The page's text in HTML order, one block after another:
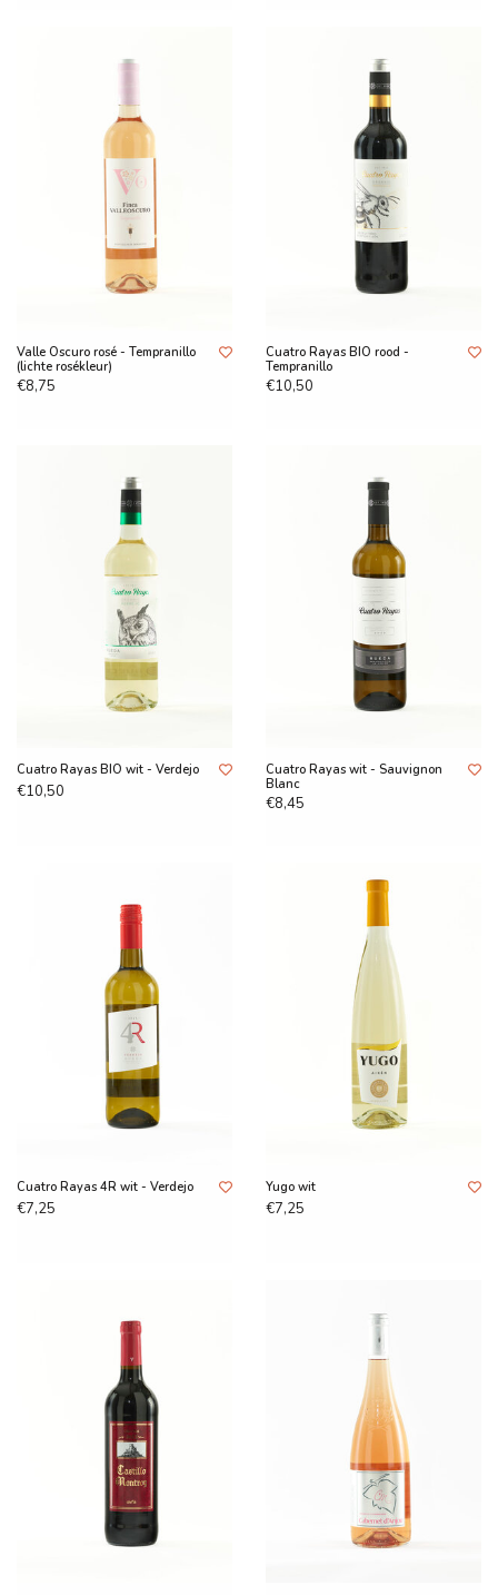
Valle Oscuro rosé - Tempranillo
(lichte rosékleur)
€8,75
Cuatro Rayas BIO rood -
Tempranillo
€10,50
Cuatro Rayas BIO wit - Verdejo
€10,50
Cuatro Rayas wit - Sauvignon
Blanc
€8,45
Cuatro Rayas 4R wit - Verdejo
€7,25
Yugo wit
€7,25